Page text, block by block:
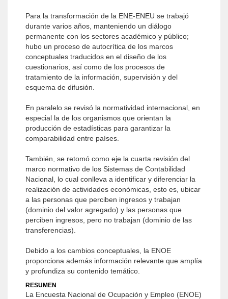
Para la transformación de la ENE-ENEU se trabajó
durante varios años, manteniendo un diálogo
permanente con los sectores académico y público;
hubo un proceso de autocrítica de los marcos
conceptuales traducidos en el diseño de los
cuestionarios, así como de los procesos de
tratamiento de la información, supervisión y del
esquema de difusión.
En paralelo se revisó la normatividad internacional, en
especial la de los organismos que orientan la
producción de estadísticas para garantizar la
comparabilidad entre países.
También, se retomó como eje la cuarta revisión del
marco normativo de los Sistemas de Contabilidad
Nacional, lo cual conlleva a identificar y diferenciar la
realización de actividades económicas, esto es, ubicar
a las personas que perciben ingresos y trabajan
(dominio del valor agregado) y las personas que
perciben ingresos, pero no trabajan (dominio de las
transferencias).
Debido a los cambios conceptuales, la ENOE
proporciona además información relevante que amplía
y profundiza su contenido temático.
RESUMEN
La Encuesta Nacional de Ocupación y Empleo (ENOE)